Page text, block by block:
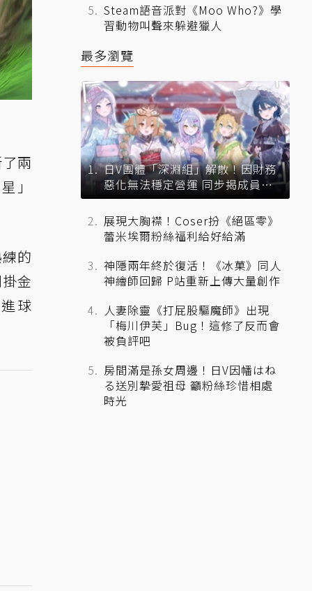
兩
」
的
金
球
Steam語音派對《Moo Who?》學
習動物叫聲來躲避獵人
最多瀏覽
日V團體「深淵組」解散！因財務
惡化無法穩定營運 同步揭成員未
來去向
展現大胸襟！Coser扮《絕區零》
蕾米埃爾粉絲福利給好給滿
神隱兩年終於復活！《冰菓》同人
神繪師回歸 P站重新上傳大量創作
人妻除靈《打屁股驅魔師》出現
「梅川伊芙」Bug！這修了反而會
被負評吧
房間滿是孫女周邊！日V因幡はね
る送別摯愛祖母 籲粉絲珍惜相處
時光